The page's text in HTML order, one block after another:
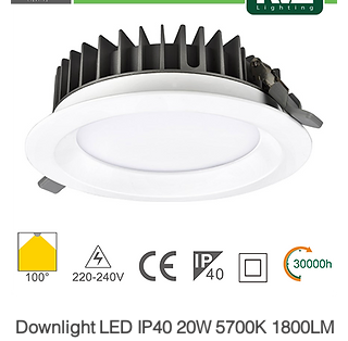
Downlight LED IP40 20W 5700K 1800LM